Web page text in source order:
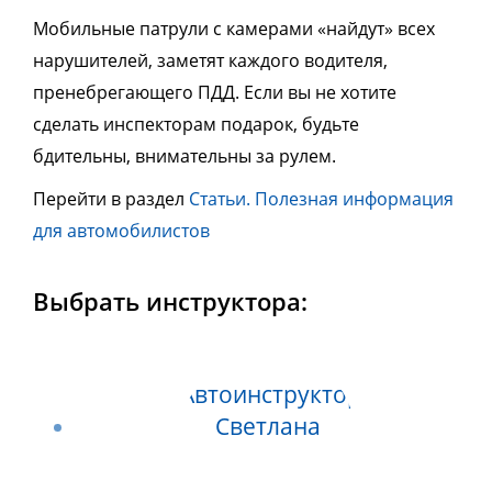
Мобильные патрули с камерами «найдут» всех
нарушителей, заметят каждого водителя,
пренебрегающего ПДД. Если вы не хотите
сделать инспекторам подарок, будьте
бдительны, внимательны за рулем.
Перейти в раздел Статьи. Полезная информация
для автомобилистов
Выбрать инструктора: